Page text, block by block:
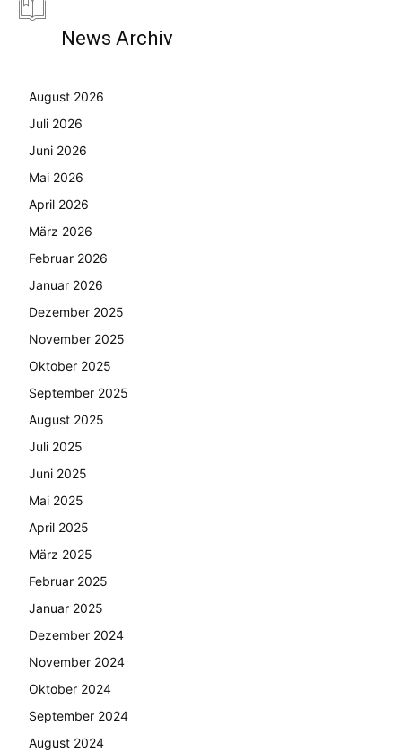
News Archiv
August 2026
Juli 2026
Juni 2026
Mai 2026
April 2026
März 2026
Februar 2026
Januar 2026
Dezember 2025
November 2025
Oktober 2025
September 2025
August 2025
Juli 2025
Juni 2025
Mai 2025
April 2025
März 2025
Februar 2025
Januar 2025
Dezember 2024
November 2024
Oktober 2024
September 2024
August 2024